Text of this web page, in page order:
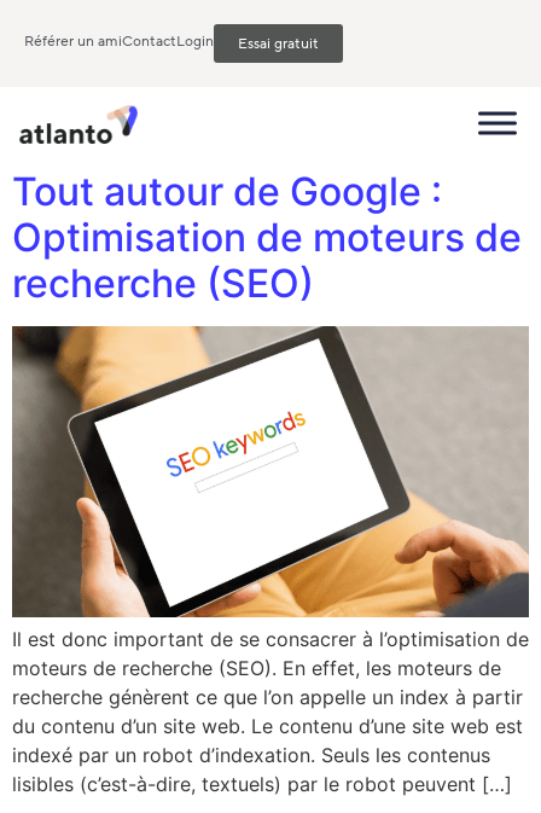
Référer un amiContactLogin Essai gratuit
Tout autour de Google :
Optimisation de moteurs de
recherche (SEO)
Il est donc important de se consacrer à l’optimisation de
moteurs de recherche (SEO). En effet, les moteurs de
recherche génèrent ce que l’on appelle un index à partir
du contenu d’un site web. Le contenu d’une site web est
indexé par un robot d’indexation. Seuls les contenus
lisibles (c’est-à-dire, textuels) par le robot peuvent […]